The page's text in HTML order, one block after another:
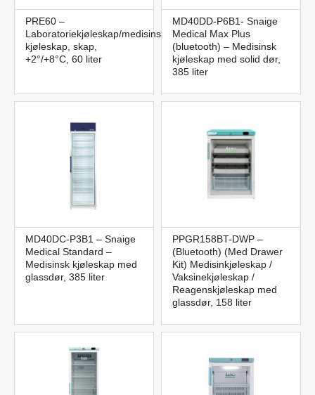
PRE60 –
Laboratoriekjøleskap/medisinsk
kjøleskap, skap,
+2°/+8°C, 60 liter
MD40DD-P6B1- Snaige
Medical Max Plus
(bluetooth) – Medisinsk
kjøleskap med solid dør,
385 liter
MD40DC-P3B1 – Snaige
Medical Standard –
Medisinsk kjøleskap med
glassdør, 385 liter
PPGR158BT-DWP –
(Bluetooth) (Med Drawer
Kit) Medisinkjøleskap /
Vaksinekjøleskap /
Reagenskjøleskap med
glassdør, 158 liter